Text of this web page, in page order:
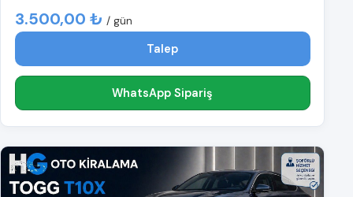
3.500,00 ₺ / gün
Talep
WhatsApp Sipariş